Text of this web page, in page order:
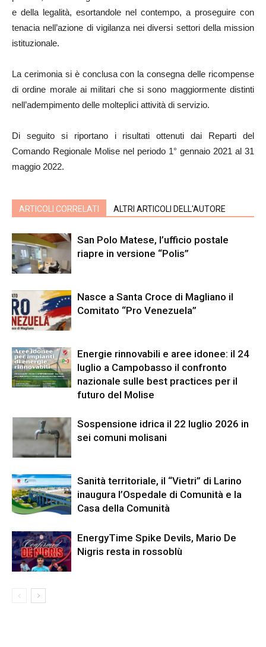
e della legalità, esortandole nel contempo, a proseguire con
tenacia nell’azione di vigilanza nei diversi settori della mission
istituzionale.
La cerimonia si è conclusa con la consegna delle ricompense
di ordine morale ai militari che si sono maggiormente distinti
nell’adempimento delle molteplici attività di servizio.
Di seguito si riportano i risultati ottenuti dai Reparti del
Comando Regionale Molise nel periodo 1° gennaio 2021 al 31
maggio 2022.
ARTICOLI CORRELATI ALTRI ARTICOLI DELL'AUTORE
San Polo Matese, l’ufficio postale
riapre in versione “Polis”
Nasce a Santa Croce di Magliano il
Comitato “Pro Venezuela”
Energie rinnovabili e aree idonee: il 24
luglio a Campobasso il confronto
nazionale sulle best practices per il
futuro del Molise
Sospensione idrica il 22 luglio 2026 in
sei comuni molisani
Sanità territoriale, il “Vietri” di Larino
inaugura l’Ospedale di Comunità e la
Casa della Comunità
EnergyTime Spike Devils, Mario De
Nigris resta in rossoblù